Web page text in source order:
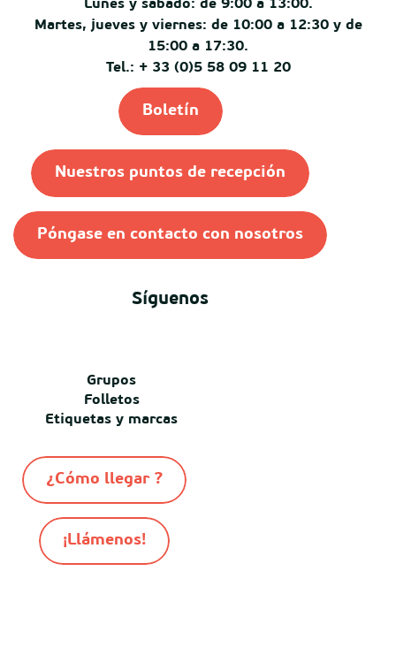
Lunes y sábado: de 9:00 a 13:00.
Martes, jueves y viernes: de 10:00 a 12:30 y de
15:00 a 17:30.
Tel.: + 33 (0)5 58 09 11 20
Boletín
Nuestros puntos de recepción
Póngase en contacto con nosotros
Síguenos
Grupos
Folletos
Etiquetas y marcas
¿Cómo llegar ?
¡Llámenos!